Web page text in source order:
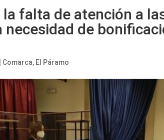
la falta de atención a
necesidad de
Comarca, El Páramo